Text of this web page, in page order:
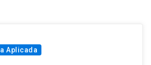
Aplicada